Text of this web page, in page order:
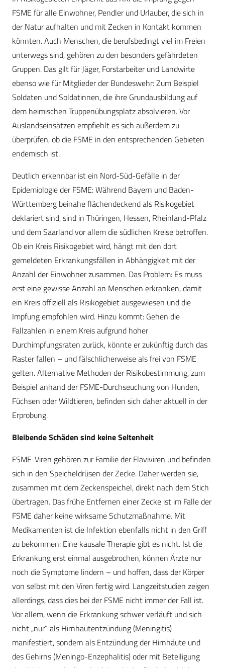
FSME für alle Einwohner, Pendler und Urlauber, die sich in
der Natur aufhalten und mit Zecken in Kontakt kommen
könnten. Auch Menschen, die berufsbedingt viel im Freien
unterwegs sind, gehören zu den besonders gefährdeten
Gruppen. Das gilt für Jäger, Forstarbeiter und Landwirte
ebenso wie für Mitglieder der Bundeswehr: Zum Beispiel
Soldaten und Soldatinnen, die ihre Grundausbildung auf
dem heimischen Truppenübungsplatz absolvieren. Vor
Auslandseinsätzen empfiehlt es sich außerdem zu
überprüfen, ob die FSME in den entsprechenden Gebieten
endemisch ist.
Deutlich erkennbar ist ein Nord-Süd-Gefälle in der
Epidemiologie der FSME: Während Bayern und Baden-
Württemberg beinahe flächendeckend als Risikogebiet
deklariert sind, sind in Thüringen, Hessen, Rheinland-Pfalz
und dem Saarland vor allem die südlichen Kreise betroffen.
Ob ein Kreis Risikogebiet wird, hängt mit den dort
gemeldeten Erkrankungsfällen in Abhängigkeit mit der
Anzahl der Einwohner zusammen. Das Problem: Es muss
erst eine gewisse Anzahl an Menschen erkranken, damit
ein Kreis offiziell als Risikogebiet ausgewiesen und die
Impfung empfohlen wird. Hinzu kommt: Gehen die
Fallzahlen in einem Kreis aufgrund hoher
Durchimpfungsraten zurück, könnte er zukünftig durch das
Raster fallen – und fälschlicherweise als frei von FSME
gelten. Alternative Methoden der Risikobestimmung, zum
Beispiel anhand der FSME-Durchseuchung von Hunden,
Füchsen oder Wildtieren, befinden sich daher aktuell in der
Erprobung.
Bleibende Schäden sind keine Seltenheit
FSME-Viren gehören zur Familie der Flaviviren und befinden
sich in den Speicheldrüsen der Zecke. Daher werden sie,
zusammen mit dem Zeckenspeichel, direkt nach dem Stich
übertragen. Das frühe Entfernen einer Zecke ist im Falle der
FSME daher keine wirksame Schutzmaßnahme. Mit
Medikamenten ist die Infektion ebenfalls nicht in den Griff
zu bekommen: Eine kausale Therapie gibt es nicht. Ist die
Erkrankung erst einmal ausgebrochen, können Ärzte nur
noch die Symptome lindern – und hoffen, dass der Körper
von selbst mit den Viren fertig wird. Langzeitstudien zeigen
allerdings, dass dies bei der FSME nicht immer der Fall ist.
Vor allem, wenn die Erkrankung schwer verläuft und sich
nicht „nur“ als Hirnhautentzündung (Meningitis)
manifestiert, sondern als Entzündung der Hirnhäute und
des Gehirns (Meningo-Enzephalitis) oder mit Beteiligung